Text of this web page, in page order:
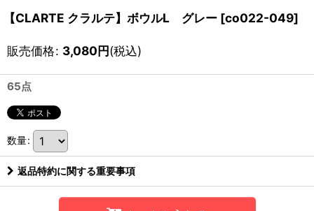
【CLARTE クラルテ】ボウルL グレー [co022-049]
販売価格: 3,080円(税込)
65点
数量:
返品特約に関する重要事項